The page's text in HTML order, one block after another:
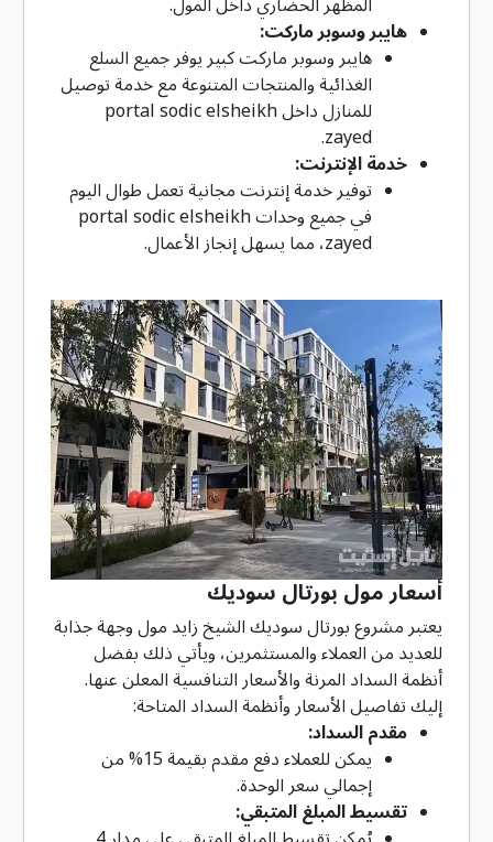
هايبر وسوبر ماركت:
هايبر وسوبر ماركت كبير يوفر جميع السلع
الغذائية والمنتجات المتنوعة مع خدمة توصيل
للمنازل داخل portal sodic elsheikh
zayed.
خدمة الإنترنت:
توفير خدمة إنترنت مجانية تعمل طوال اليوم
في جميع وحدات portal sodic elsheikh
zayed، مما يسهل إنجاز الأعمال.
أسعار مول بورتال سوديك
يعتبر مشروع بورتال سوديك الشيخ زايد مول وجهة جذابة
للعديد من العملاء والمستثمرين، ويأتي ذلك بفضل
أنظمة السداد المرنة والأسعار التنافسية المعلن عنها.
إليك تفاصيل الأسعار وأنظمة السداد المتاحة:
مقدم السداد:
يمكن للعملاء دفع مقدم بقيمة 15% من
إجمالي سعر الوحدة.
تقسيط المبلغ المتبقي: